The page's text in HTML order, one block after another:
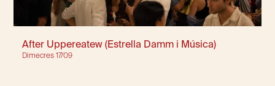
After Uppereatew (Estrella Damm i Música)
Dimecres 17/09